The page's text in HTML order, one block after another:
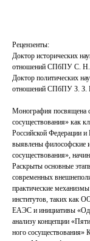
Рецензенты:
Доктор исторических
отношений СПбПУ С. Н.
Доктор политических
отношений СПбПУ З. З.
Монография посвящена
сосуществования» как
Российской Федерации
выявлены философские
сосуществования»,
Раскрыты основные
современных
практические
институтов, таких как
ЕАЭС и инициативы
анализу концепции
ного сосуществования»